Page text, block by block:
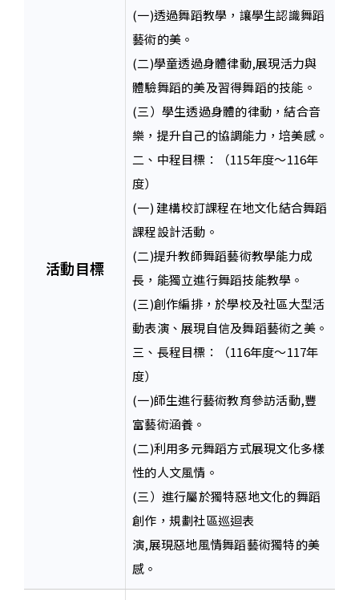
活動目標
(一)透過舞蹈教學，讓學生認識舞蹈
藝術的美。
(二)學童透過身體律動,展現活力與
體驗舞蹈的美及習得舞蹈的技能。
(三）學生透過身體的律動，結合音
樂，提升自己的協調能力，培美感。
二、中程目標：（115年度～116年
度）
(一) 建構校訂課程在地文化結合舞蹈
課程設計活動。
(二)提升教師舞蹈藝術教學能力成
長，能獨立進行舞蹈技能教學。
(三)創作編排，於學校及社區大型活
動表演、展現自信及舞蹈藝術之美。
三、長程目標：（116年度～117年
度）
(一)師生進行藝術教育參訪活動,豐
富藝術涵養。
(二)利用多元舞蹈方式展現文化多樣
性的人文風情。
(三）進行屬於獨特惡地文化的舞蹈
創作，規劃社區巡迴表
演,展現惡地風情舞蹈藝術獨特的美
感。